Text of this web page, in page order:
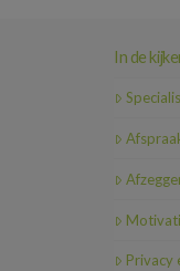
In de
Privacy